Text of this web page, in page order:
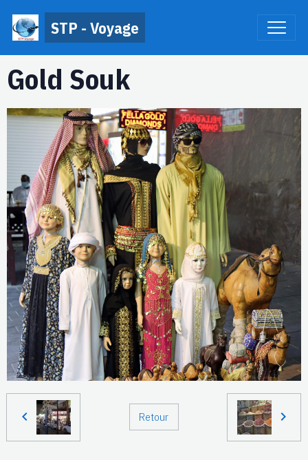
STP - Voyage
Gold Souk
Retour